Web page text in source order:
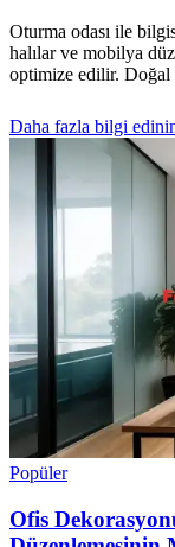
Oturma odası ile
halılar ve mobilya
optimize edilir. Doğal
Daha fazla bilgi
Popüler
Ofis